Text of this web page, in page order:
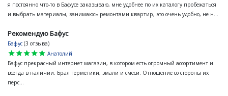
я постоянно что-то в Бафусе заказываю, мне удобнее по их каталогу пробежаться
и выбрать материалы, занимаюсь ремонтами квартир, это очень удобно, не н...
Рекомендую Бафус
Бафус (3 отзыва)
star
star
star
star
star
Анатолий
Бафус прекрасный интернет магазин, в котором есть огромный ассортимент и
всегда в наличии. Брал герметики, эмали и смеси. Отношение со стороны их
перс...